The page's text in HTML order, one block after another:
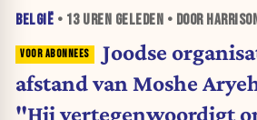
BELGIË • 13 UREN GELEDEN • DOOR
Joodse
afstand van Moshe
"Hij vertegenwoordigt